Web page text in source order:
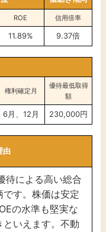
ROE 信用倍率
11.89% 9.37倍
権利確定月
優待最低取得
額
6月、12月 230,000円
由
待による高い総合
す。株価は安定
の水準も堅実な
いえます。不動